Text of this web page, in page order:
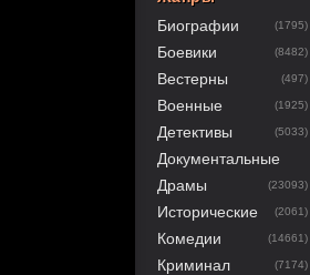
20
1 2 3 4
Биографии
(1795)
Боевики (8482)
Вестерны (497)
Военные (1925)
Детективы (5033)
Документальные
Драмы
(23093)
Исторические (2061)
Комедии (14661)
Криминал (7174)